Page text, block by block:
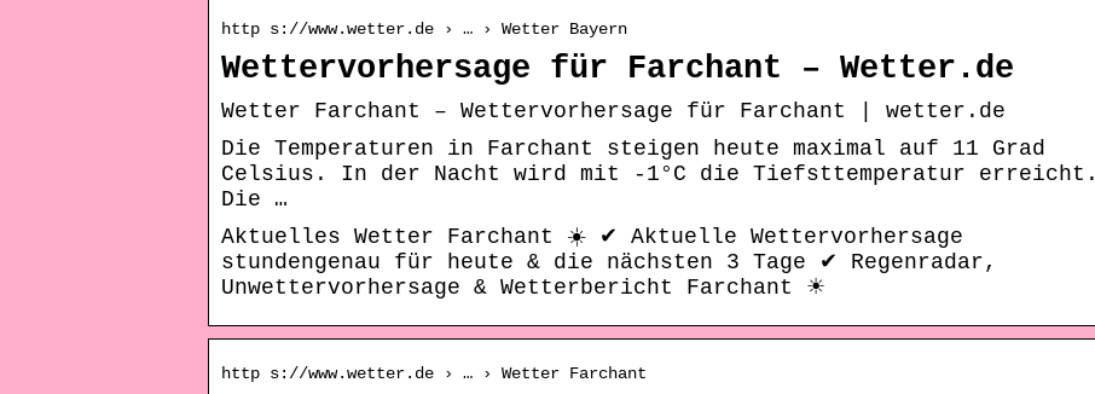
http s://www.wetter.de › … › Wetter Bayern
Wettervorhersage für Farchant – Wetter.de
Wetter Farchant – Wettervorhersage für Farchant | wetter.de
Die Temperaturen in Farchant steigen heute maximal auf 11 Grad
Celsius. In der Nacht wird mit -1°C die Tiefsttemperatur erreicht.
Die …
Aktuelles Wetter Farchant ☀️ ✔ Aktuelle Wettervorhersage
stundengenau für heute & die nächsten 3 Tage ✔ Regenradar,
Unwettervorhersage & Wetterbericht Farchant ☀
http s://www.wetter.de › … › Wetter Farchant